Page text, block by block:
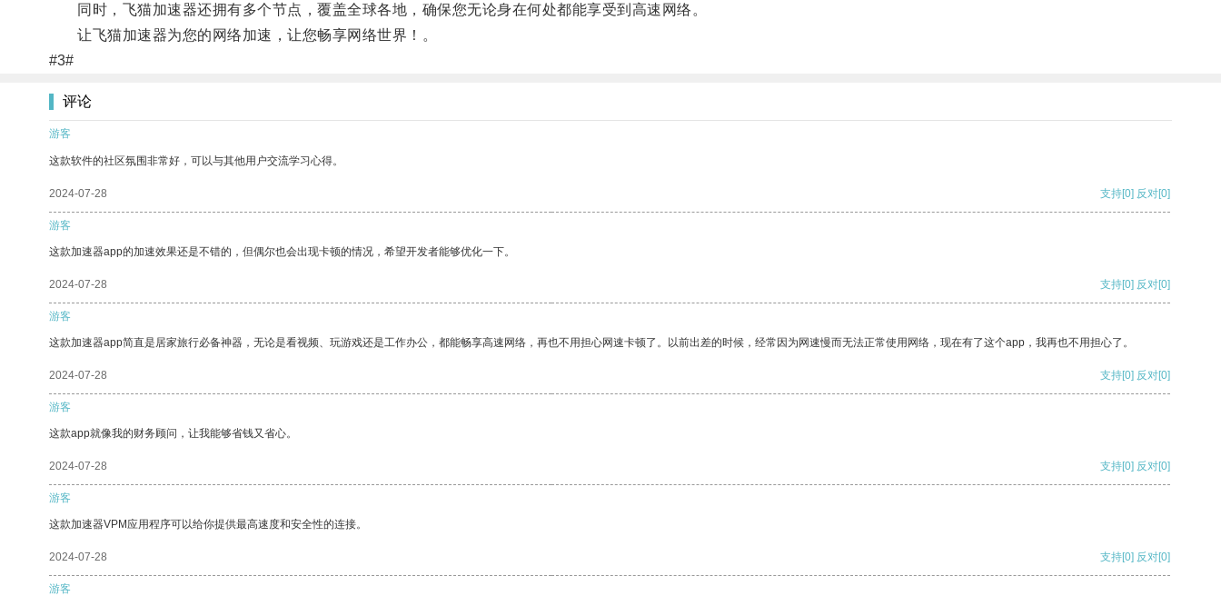
同时，飞猫加速器还拥有多个节点，覆盖全球各地，确保您无论身在何处都能享受到高速网络。
让飞猫加速器为您的网络加速，让您畅享网络世界！。
#3#
评论
游客
这款软件的社区氛围非常好，可以与其他用户交流学习心得。
2024-07-28 支持[0] 反对[0]
游客
这款加速器app的加速效果还是不错的，但偶尔也会出现卡顿的情况，希望开发者能够优化一下。
2024-07-28 支持[0] 反对[0]
游客
这款加速器app简直是居家旅行必备神器，无论是看视频、玩游戏还是工作办公，都能畅享高速网络，再也不用担心网速卡顿了。以前出差的时候，经常因为网速慢而无法正常使用网络，现在有了这个app，我再也不用担心了。
2024-07-28 支持[0] 反对[0]
游客
这款app就像我的财务顾问，让我能够省钱又省心。
2024-07-28 支持[0] 反对[0]
游客
这款加速器VPM应用程序可以给你提供最高速度和安全性的连接。
2024-07-28 支持[0] 反对[0]
游客